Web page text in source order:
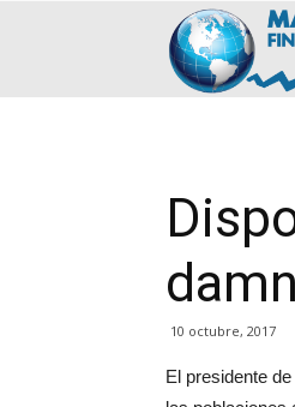
10 octubre, 2017
El presidente